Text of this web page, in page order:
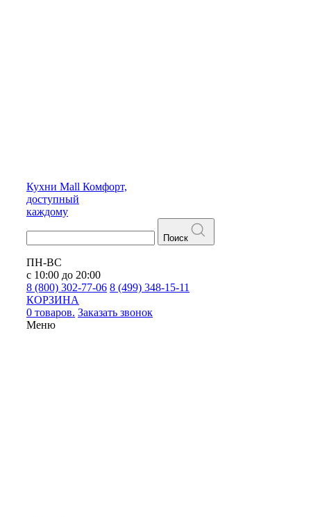
Кухни Mall Комфорт,
доступный
каждому
Поиск
ПН-ВС
с 10:00 до 20:00
8 (800) 302-77-06 8 (499) 348-15-11
КОРЗИНА
0 товаров. Заказать звонок
Меню